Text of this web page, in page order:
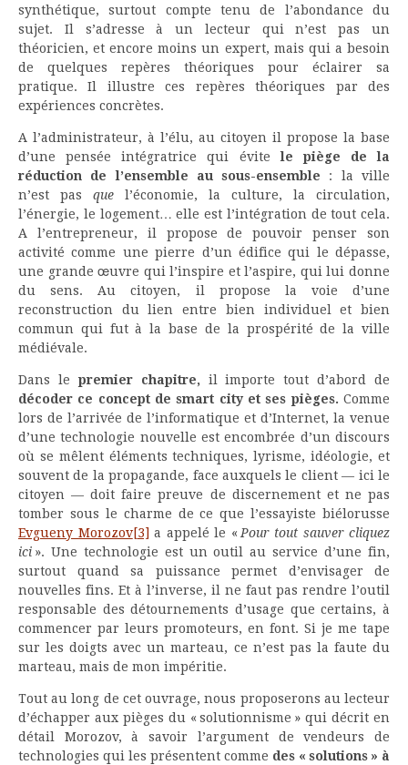
synthétique, surtout compte tenu de l’abondance du
sujet. Il s’adresse à un lecteur qui n’est pas un
théoricien, et encore moins un expert, mais qui a besoin
de quelques repères théoriques pour éclairer sa
pratique. Il illustre ces repères théoriques par des
expériences concrètes.
A l’administrateur, à l’élu, au citoyen il propose la base
d’une pensée intégratrice qui évitele piège de la
réduction de l’ensemble au sous-ensemble : la ville
n’est pas que l’économie, la culture, la circulation,
l’énergie, le logement… elle est l’intégration de tout cela.
A l’entrepreneur, il propose de pouvoir penser son
activité comme une pierre d’un édifice qui le dépasse,
une grande œuvre qui l’inspire et l’aspire, qui lui donne
du sens. Au citoyen, il propose la voie d’une
reconstruction du lien entre bien individuel et bien
commun qui fut à la base de la prospérité de la ville
médiévale.
Dans le premier chapitre,il importe tout d’abord de
décoder ce concept de smart city et ses pièges. Comme
lors de l’arrivée de l’informatique et d’Internet, la venue
d’une technologie nouvelle est encombrée d’un discours
où se mêlent éléments techniques, lyrisme, idéologie, et
souvent de la propagande, face auxquels le client — ici le
citoyen — doit faire preuve de discernement et ne pas
tomber sous le charme de ce que l’essayiste biélorusse
Evgueny Morozov[3] a appelé le «Pour tout sauver cliquez
ici ». Une technologie est un outil au service d’une fin,
surtout quand sa puissance permet d’envisager de
nouvelles fins. Et à l’inverse, il ne faut pas rendre l’outil
responsable des détournements d’usage que certains, à
commencer par leurs promoteurs, en font. Si je me tape
sur les doigts avec un marteau, ce n’est pas la faute du
marteau, mais de mon impéritie.
Tout au long de cet ouvrage, nous proposerons au lecteur
d’échapper aux pièges du « solutionnisme » qui décrit en
détail Morozov, à savoir l’argument de vendeurs de
technologies qui les présentent comme des « solutions » à